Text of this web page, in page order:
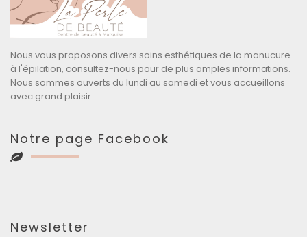
Nous vous proposons divers soins esthétiques de la manucure
à l'épilation, consultez-nous pour de plus amples informations.
Nous sommes ouverts du lundi au samedi et vous accueillons
avec grand plaisir.
Notre page Facebook
Newsletter